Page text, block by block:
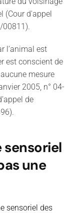
(Cour d'appel
00811).
l’animal est
est conscient de
mesure
2005, n° 04-
de
sensoriel
une
sensoriel des